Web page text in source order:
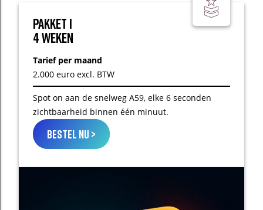
Pakket I
4 weken
Tarief per maand
2.000 euro excl. BTW
Spot on aan de snelweg A59, elke 6 seconden
zichtbaarheid binnen één minuut.
bestel nu >